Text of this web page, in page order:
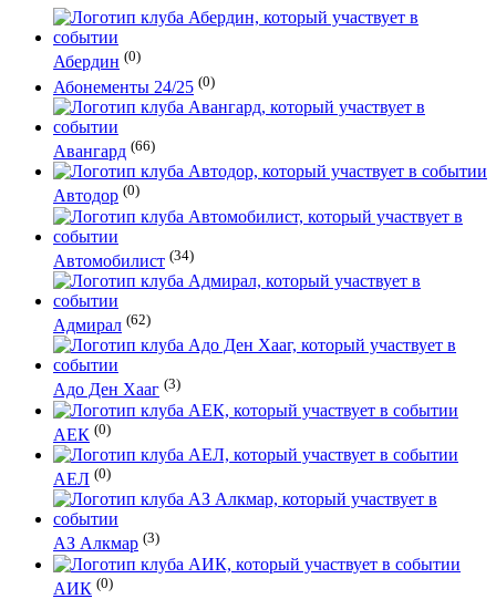
Абердин (0)
Абонементы 24/25 (0)
Авангард (66)
Автодор (0)
Автомобилист (34)
Адмирал (62)
Адо Ден Хааг (3)
АЕК (0)
АЕЛ (0)
АЗ Алкмар (3)
АИК (0)